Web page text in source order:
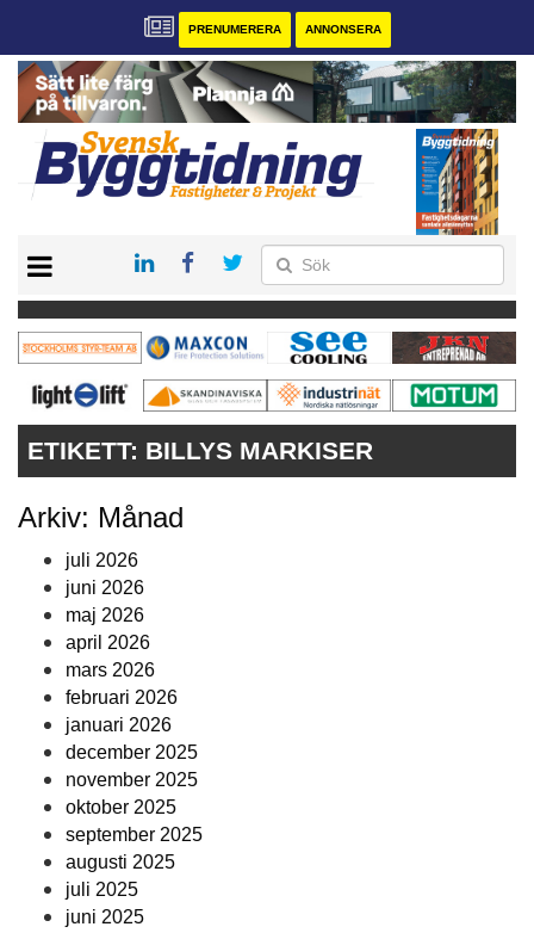
PRENUMERERA ANNONSERA
PRENUMERERA
VÅRA ANDRA MAGASIN
ANNONSERA
ETIKETT: BILLYS MARKISER
Arkiv: Månad
juli 2026
juni 2026
maj 2026
april 2026
mars 2026
februari 2026
januari 2026
december 2025
november 2025
oktober 2025
september 2025
augusti 2025
juli 2025
juni 2025